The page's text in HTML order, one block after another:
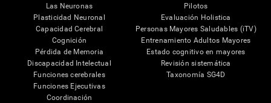
Las Neuronas
Plasticidad Neuronal
Capacidad Cerebral
Cognición
Pérdida de Memoria
Discapacidad Intelectual
Funciones cerebrales
Funciones Ejecutivas
Coordinación
Pilotos
Evaluación Holistica
Personas Mayores Saludables (iTV)
Entrenamiento Adultos Mayores
Estado cognitivo en mayores
Revisión sistemática
Taxonomía SG4D